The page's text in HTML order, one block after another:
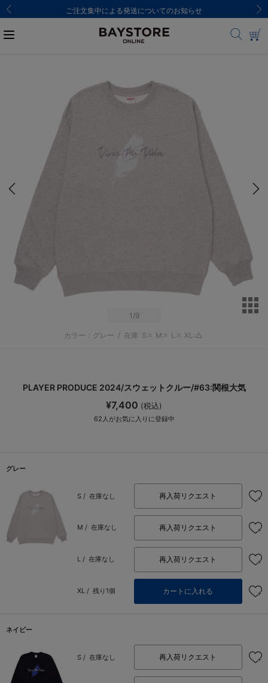
ご注文集中による発送についてのお知らせ
1 /9
カラー：グレー / 在庫 S:☓ M:☓ L:☓ XL:△
PLAYER PRODUCE 2024/スウェットクルー/#63:関根大気
¥7,400 (税込)
62 人がお気に入りに登録中
グレー
S / 在庫なし 再入荷リクエスト
M / 在庫なし 再入荷リクエスト
L / 在庫なし 再入荷リクエスト
XL / 残り1個 カートに入れる
ネイビー
S / 在庫なし 再入荷リクエスト